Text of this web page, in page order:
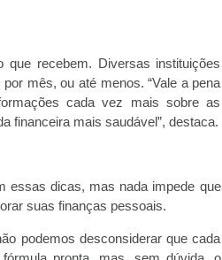
recebem. Diversas instituições
mês, ou até menos. “Vale a pena
cada vez mais sobre as
financeira mais saudável”, destaca.
essas dicas, mas nada impede que
suas finanças pessoais.
podemos desconsiderar que cada